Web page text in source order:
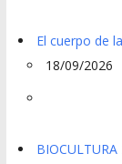
El cuerpo de
18/09/2026
BIOCULTURA